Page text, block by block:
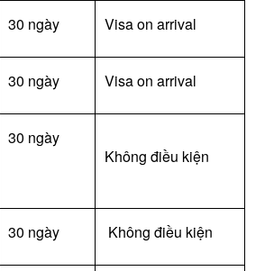
30 ngày Visa on arrival
30 ngày Visa on arrival
30 ngày
Không điều kiện
30 ngày Không điều kiện